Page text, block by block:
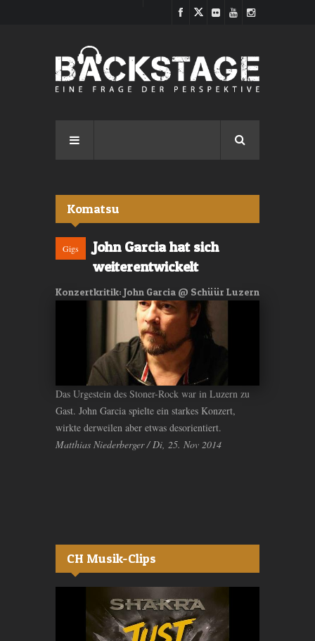
Komatsu
Gigs
John Garcia hat sich
weiterentwickelt
Konzertkritik: John Garcia @ Schüür Luzern
Das Urgestein des Stoner-Rock war in Luzern zu
Gast. John Garcia spielte ein starkes Konzert,
wirkte derweilen aber etwas desorientiert.
Matthias Niederberger / Di, 25. Nov 2014
CH Musik-Clips